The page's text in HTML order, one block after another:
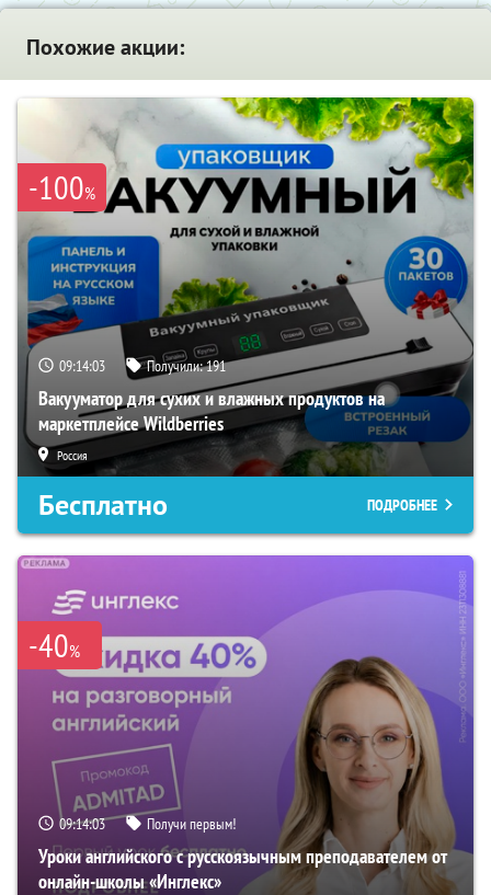
Похожие акции:
-100%
09:14:02 Получили:191
Вакууматор для сухих и влажных продуктов на
маркетплейсе Wildberries
Россия
Бесплатно ПОДРОБНЕЕ
-40%
09:14:02 Получи первым!
Уроки английского с русскоязычным преподавателем от
онлайн-школы «Инглекс»